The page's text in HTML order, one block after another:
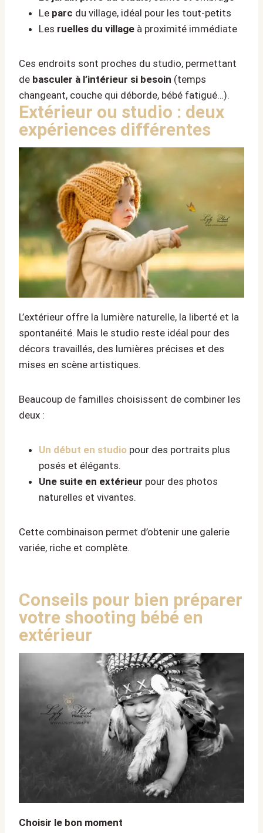
Le parc du village, idéal pour les tout-petits
Les ruelles du village à proximité immédiate
Ces endroits sont proches du studio, permettant
de basculer à l’intérieur si besoin (temps
changeant, couche qui déborde, bébé fatigué…).
Extérieur ou studio : deux
expériences différentes
L’extérieur offre la lumière naturelle, la liberté et la
spontanéité. Mais le studio reste idéal pour des
décors travaillés, des lumières précises et des
mises en scène artistiques.
Beaucoup de familles choisissent de combiner les
deux :
Un début en studio pour des portraits plus
posés et élégants.
Une suite en extérieur pour des photos
naturelles et vivantes.
Cette combinaison permet d’obtenir une galerie
variée, riche et complète.
Conseils pour bien préparer
votre shooting bébé en
extérieur
Choisir le bon moment